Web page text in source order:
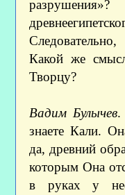
Какой же
Творцу?
Вадим Булычев.
знаете Кали.
да, древний
которым Она
в руках у